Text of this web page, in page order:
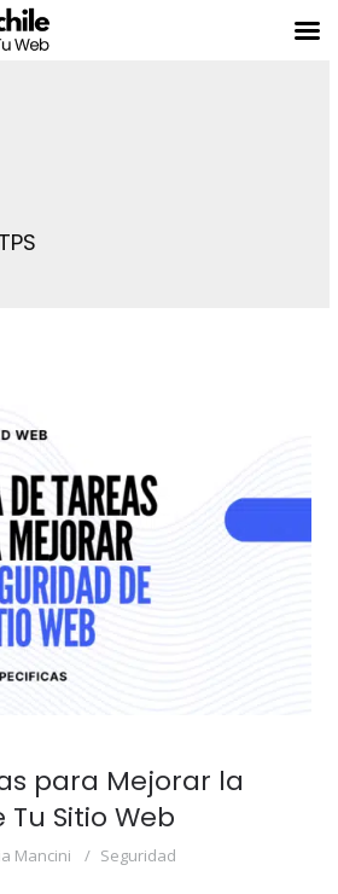
para Mejorar la
Sitio Web
Mancini Seguridad